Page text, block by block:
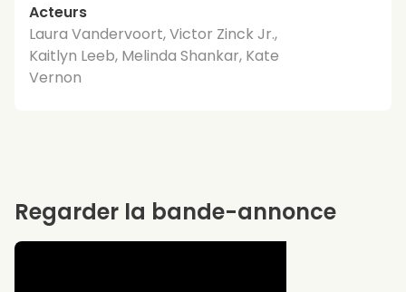
Acteurs
Laura Vandervoort, Victor Zinck Jr.,
Kaitlyn Leeb, Melinda Shankar, Kate
Vernon
Regarder la bande-annonce